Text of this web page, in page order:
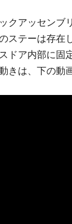
クアッセンブ
ステーは存在
ドア内部に固
きは、下の動